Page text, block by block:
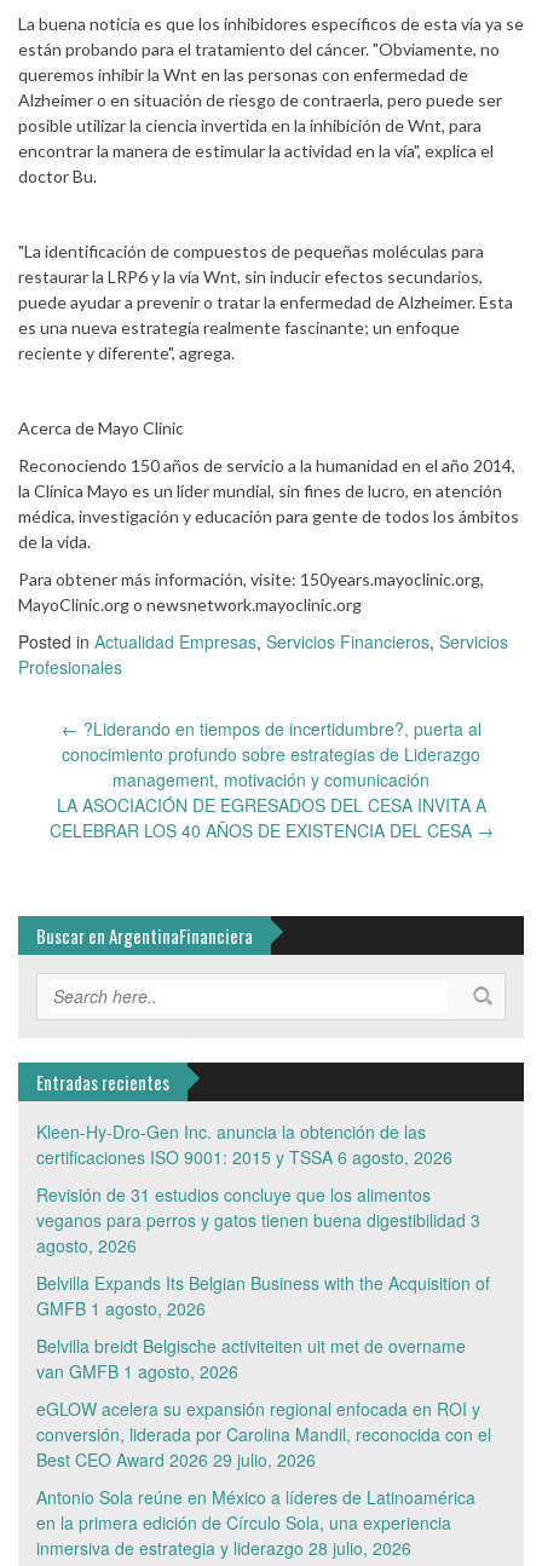
La buena noticia es que los inhibidores específicos de esta vía ya se
están probando para el tratamiento del cáncer. "Obviamente, no
queremos inhibir la Wnt en las personas con enfermedad de
Alzheimer o en situación de riesgo de contraerla, pero puede ser
posible utilizar la ciencia invertida en la inhibición de Wnt, para
encontrar la manera de estimular la actividad en la vía", explica el
doctor Bu.
"La identificación de compuestos de pequeñas moléculas para
restaurar la LRP6 y la vía Wnt, sin inducir efectos secundarios,
puede ayudar a prevenir o tratar la enfermedad de Alzheimer. Esta
es una nueva estrategia realmente fascinante; un enfoque
reciente y diferente", agrega.
Acerca de Mayo Clinic
Reconociendo 150 años de servicio a la humanidad en el año 2014,
la Clínica Mayo es un líder mundial, sin fines de lucro, en atención
médica, investigación y educación para gente de todos los ámbitos
de la vida.
Para obtener más información, visite: 150years.mayoclinic.org,
MayoClinic.org o newsnetwork.mayoclinic.org
Posted in Actualidad Empresas, Servicios Financieros, Servicios
Profesionales
navigation
← ?Liderando en tiempos de incertidumbre?, puerta al
conocimiento profundo sobre estrategias de Liderazgo
management, motivación y comunicación
LA ASOCIACIÓN DE EGRESADOS DEL CESA INVITA A
CELEBRAR LOS 40 AÑOS DE EXISTENCIA DEL CESA →
Buscar en ArgentinaFinanciera
Entradas recientes
Kleen-Hy-Dro-Gen Inc. anuncia la obtención de las
certificaciones ISO 9001: 2015 y TSSA 6 agosto, 2026
Revisión de 31 estudios concluye que los alimentos
veganos para perros y gatos tienen buena digestibilidad 3
agosto, 2026
Belvilla Expands Its Belgian Business with the Acquisition of
GMFB 1 agosto, 2026
Belvilla breidt Belgische activiteiten uit met de overname
van GMFB 1 agosto, 2026
eGLOW acelera su expansión regional enfocada en ROI y
conversión, liderada por Carolina Mandil, reconocida con el
Best CEO Award 2026 29 julio, 2026
Antonio Sola reúne en México a líderes de Latinoamérica
en la primera edición de Círculo Sola, una experiencia
inmersiva de estrategia y liderazgo 28 julio, 2026